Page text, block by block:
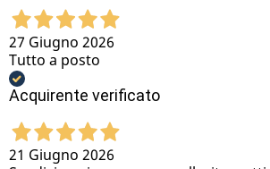
27 Giugno 2026
Tutto a posto
Acquirente verificato
21 Giugno 2026